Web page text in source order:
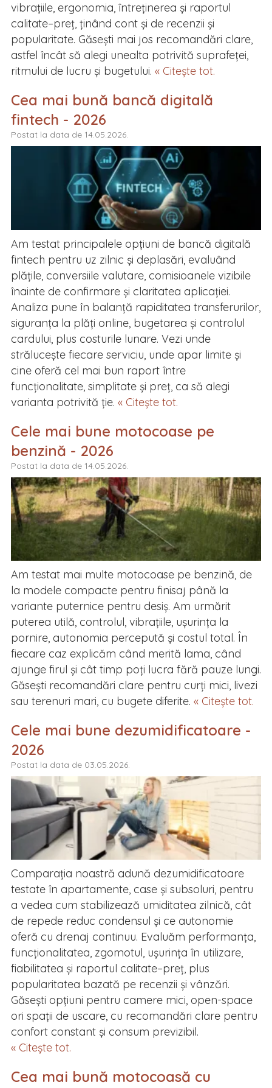
vibrațiile, ergonomia, întreținerea și raportul
calitate–preț, ținând cont și de recenzii și
popularitate. Găsești mai jos recomandări clare,
astfel încât să alegi unealta potrivită suprafeței,
ritmului de lucru și bugetului. « Citește tot.
Cea mai bună bancă digitală
fintech - 2026
Postat la data de 14.05.2026.
Am testat principalele opțiuni de bancă digitală
fintech pentru uz zilnic și deplasări, evaluând
plățile, conversiile valutare, comisioanele vizibile
înainte de confirmare și claritatea aplicației.
Analiza pune în balanță rapiditatea transferurilor,
siguranța la plăți online, bugetarea și controlul
cardului, plus costurile lunare. Vezi unde
strălucește fiecare serviciu, unde apar limite și
cine oferă cel mai bun raport între
funcționalitate, simplitate și preț, ca să alegi
varianta potrivită ție. « Citește tot.
Cele mai bune motocoase pe
benzină - 2026
Postat la data de 14.05.2026.
Am testat mai multe motocoase pe benzină, de
la modele compacte pentru finisaj până la
variante puternice pentru desiș. Am urmărit
puterea utilă, controlul, vibrațiile, ușurința la
pornire, autonomia percepută și costul total. În
fiecare caz explicăm când merită lama, când
ajunge firul și cât timp poți lucra fără pauze lungi.
Găsești recomandări clare pentru curți mici, livezi
sau terenuri mari, cu bugete diferite. « Citește tot.
Cele mai bune dezumidificatoare -
2026
Postat la data de 03.05.2026.
Comparația noastră adună dezumidificatoare
testate în apartamente, case și subsoluri, pentru
a vedea cum stabilizează umiditatea zilnică, cât
de repede reduc condensul și ce autonomie
oferă cu drenaj continuu. Evaluăm performanța,
funcționalitatea, zgomotul, ușurința în utilizare,
fiabilitatea și raportul calitate–preț, plus
popularitatea bazată pe recenzii și vânzări.
Găsești opțiuni pentru camere mici, open-space
ori spații de uscare, cu recomandări clare pentru
confort constant și consum previzibil.
« Citește tot.
Cea mai bună motocoasă cu